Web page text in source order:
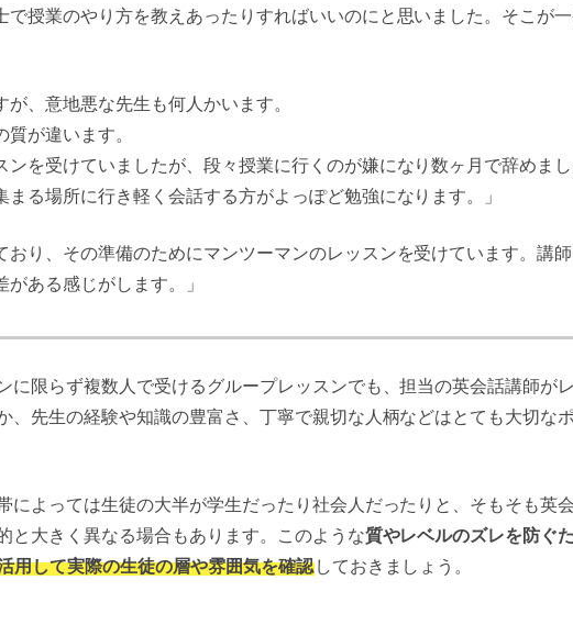
で授業のやり方を教えあったりすればいいのにと思いました。そこが
が、意地悪な先生も何人かいます。
が違います。
ンを受けていましたが、段々授業に行くのが嫌になり数ヶ月で辞めまし
まる場所に行き軽く会話する方がよっぽど勉強になります。」
おり、その準備のためにマンツーマンのレッスンを受けています。講
ある感じがします。」
に限らず複数人で受けるグループレッスンでも、担当の英会話講師が
、先生の経験や知識の豊富さ、丁寧で親切な人柄などはとても大切な
によっては生徒の大半が学生だったり社会人だったりと、そもそも英
と大きく異なる場合もあります。このような質やレベルのズレを防ぐ
用して実際の生徒の層や雰囲気を確認しておきましょう。